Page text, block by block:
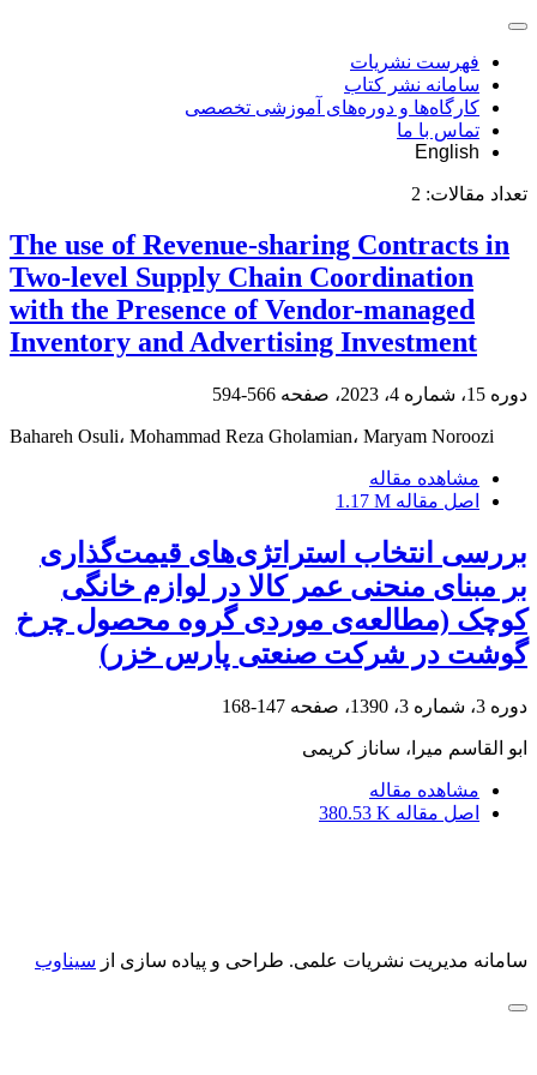
فهرست نشریات
سامانه نشر کتاب
کارگاه‌ها و دوره‌های آموزشی تخصصی
تماس با ما
English
تعداد مقالات: 2
The use of Revenue-sharing Contracts in
Two-level Supply Chain Coordination
with the Presence of Vendor-managed
Inventory and Advertising Investment
دوره 15، شماره 4، 2023، صفحه 566-594
Bahareh Osuli، Mohammad Reza Gholamian، Maryam Noroozi
مشاهده مقاله
اصل مقاله 1.17 M
بررسی انتخاب استراتژی‌های قیمت‌گذاری
بر مبنای منحنی عمر کالا در لوازم خانگی
کوچک (مطالعه‌ی موردی گروه محصول چرخ
گوشت در شرکت صنعتی پارس خزر)
دوره 3، شماره 3، 1390، صفحه 147-168
ابو القاسم میرا، ساناز کریمی
مشاهده مقاله
اصل مقاله 380.53 K
سامانه مدیریت نشریات علمی. طراحی و پیاده سازی از سیناوب